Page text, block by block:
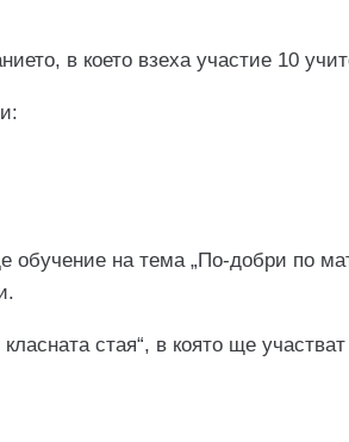
в което взеха участие 10
обучение на тема „По-добри по
стая“, в която ще участват